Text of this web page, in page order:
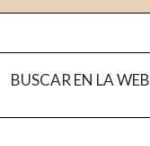
BUSCAR EN LA WEB